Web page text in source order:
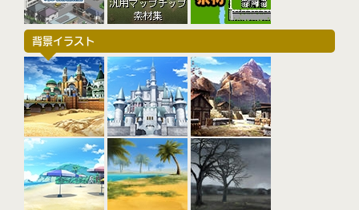
背景イラスト